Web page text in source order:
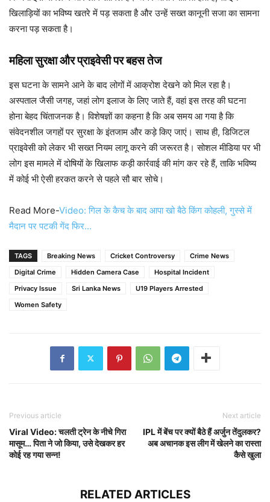
खिलाड़ियों का भविष्य खतरे में पड़ सकता है और उन्हें सख्त कानूनी सजा का सामना
करना पड़ सकता है।
महिला सुरक्षा और प्राइवेसी पर बहस तेज
इस घटना के सामने आने के बाद लोगों में आक्रोश देखने को मिल रहा है।
अस्पताल जैसी जगह, जहां लोग इलाज के लिए जाते हैं, वहां इस तरह की घटना
होना बेहद चिंताजनक है। विशेषज्ञों का कहना है कि अब समय आ गया है कि
संवेदनशील जगहों पर सुरक्षा के इंतजाम और कड़े किए जाएं। साथ ही, डिजिटल
प्राइवेसी को लेकर भी सख्त नियम लागू करने की जरूरत है। सोशल मीडिया पर भी
लोग इस मामले में दोषियों के खिलाफ कड़ी कार्रवाई की मांग कर रहे हैं, ताकि भविष्य
में कोई भी ऐसी हरकत करने से पहले सौ बार सोचे।
Read More-Video: गिल के कैच के बाद आपा खो बैठे किंग कोहली, गुस्से में
मैदान पर पटकी गेंद फिर…
TAGS Breaking News Cricket Controversy
Crime News
Digital Crime
Hidden Camera Case
Hospital Incident
Privacy Issue
Sri Lanka News
U19 Players Arrested
Women Safety
Previous article
Viral Video: चलती ट्रेन के नीचे गिरा
मासूम… पिता ने जो किया, उसे देखकर हर
कोई रह गया सन्न!
Next article
IPL में बेंच पर क्यों बैठे हैं अर्जुन तेंदुलकर?
अब अचानक इस लीग में खेलने का रास्ता
कैसे खुला
RELATED ARTICLES